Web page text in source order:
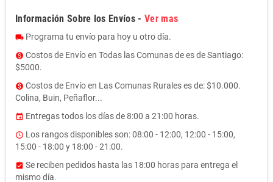
Información Sobre los Envíos -Ver mas
local_shipping Programa tu envío para hoy u otro día.
monetization_on Costos de Envío en Todas las Comunas de es de Santiago:
$5000.
monetization_on Costos de Envío en Las Comunas Rurales es de: $10.000.
Colina, Buin, Peñaflor...
event Entregas todos los días de 8:00 a 21:00 horas.
access_time Los rangos disponibles son: 08:00 - 12:00, 12:00 - 15:00,
15:00 - 18:00 y 18:00 - 21:00.
assignment_turned_in Se reciben pedidos hasta las 18:00 horas para entrega el
mismo día.